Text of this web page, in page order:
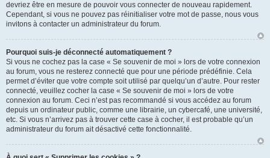
devriez être en mesure de pouvoir vous connecter de nouveau rapidement.
Cependant, si vous ne pouvez pas réinitialiser votre mot de passe, nous vous
invitons à contacter un administrateur du forum.
Pourquoi suis-je déconnecté automatiquement ?
Si vous ne cochez pas la case « Se souvenir de moi » lors de votre connexion
au forum, vous ne resterez connecté que pour une période prédéfinie. Cela
permet d’éviter que votre compte soit utilisé par quelqu’un d’autre. Pour rester
connecté, veuillez cocher la case « Se souvenir de moi » lors de votre
connexion au forum. Ceci n’est pas recommandé si vous accédez au forum
depuis un ordinateur public, comme une librairie, un cybercafé, une université,
etc. Si vous n’arrivez pas à trouver cette case à cocher, il est probable qu’un
administrateur du forum ait désactivé cette fonctionnalité.